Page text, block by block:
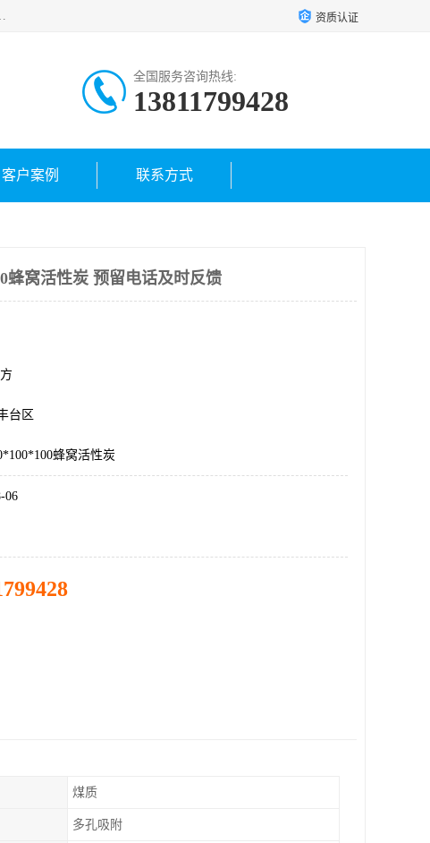
化产品，品质信赖、服务保障。是您理想的合作伙伴。欢迎来电咨询！ 资质认证
全国服务咨询热线:
13811799428
客户案例 联系方式
蜂窝活性炭 预留电话及时反馈
台区
蜂窝活性炭
06
煤质
多孔吸附